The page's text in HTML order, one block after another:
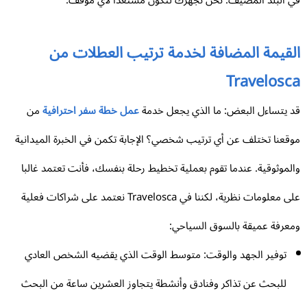
المضافة لخدمة ترتيب العطلات من
يتساءل البعض: ما الذي يجعل خدمةعمل خطة سفر احترافيةمن
تختلف عن أي ترتيب شخصي؟ الإجابة تكمن في الخبرة الميدانية
عندما تقوم بعملية تخطيط رحلة بنفسك، فأنت تعتمد غالبا
على معلومات نظرية، لكننا في Travelosca نعتمد على شراكات فعلية
عميقة بالسوق السياحي:
توفير الجهد والوقت: متوسط الوقت الذي يقضيه الشخص العادي
للبحث عن تذاكر وفنادق وأنشطة يتجاوز العشرين ساعة من البحث